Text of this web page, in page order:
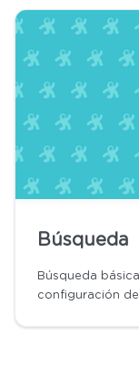
Búsqueda
Búsqueda
configuración